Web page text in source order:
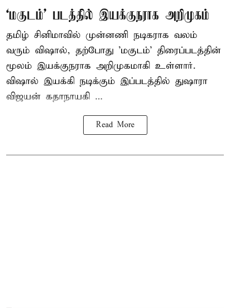
‘மகுடம்’ படத்தில் இயக்குநராக அறிமுகம்
தமிழ் சினிமாவில் முன்னணி நடிகராக வலம்
வரும் விஷால், தற்போது 'மகுடம்' திரைப்படத்தின்
மூலம் இயக்குநராக அறிமுகமாகி உள்ளார்.
விஷால் இயக்கி நடிக்கும் இப்படத்தில் துஷாரா
விஜயன் கதாநாயகி ...
Read More